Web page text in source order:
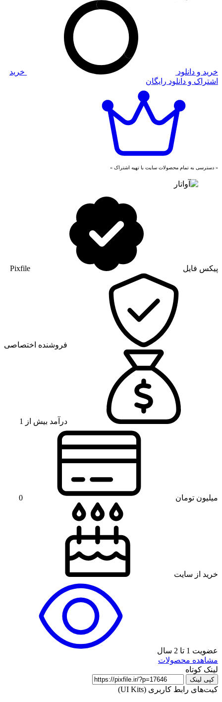
خرید و دانلود
خرید
اشتراک و دانلود رایگان
« دسترسی به تمام محصولات سایت با تهیه اشتراک »
پیکس فایل Pixfile
فروشنده اختصاصی
درآمد بیش از 1
میلیون تومان 0
خرید از سایت
عضویت 1 تا 2 سال
مشاهده محصولات
لینک کوتاه
کپی لینک
کیت‌های رابط کاربری (UI Kits)